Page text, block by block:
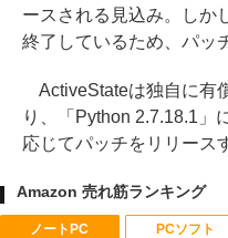
ースされる見込み。しか
終了しているため、パッ
ActiveStateは独自に有
り、「Python 2.7.18.1」
応じてパッチをリリース
Amazon 売れ筋ランキング
ノートPC PCソフト